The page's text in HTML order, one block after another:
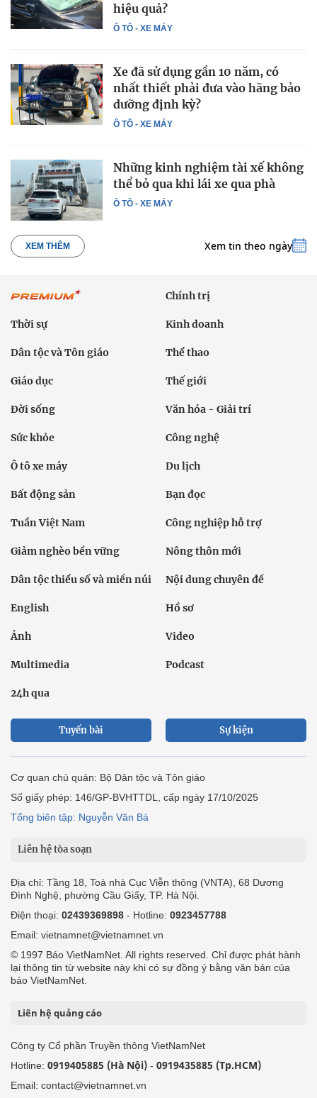
Ô TÔ - XE MÁY
hiệu quả?
Ô TÔ - XE MÁY
Xe đã sử dụng gần 10 năm, có
nhất thiết phải đưa vào hãng bảo
dưỡng định kỳ?
Ô TÔ - XE MÁY
Những kinh nghiệm tài xế không
thể bỏ qua khi lái xe qua phà
XEM THÊM Xem tin theo ngày
Chính trị
Thời sự Kinh doanh
Dân tộc và Tôn giáo Thể thao
Giáo dục Thế giới
Đời sống Văn hóa - Giải trí
Sức khỏe Công nghệ
Ô tô xe máy Du lịch
Bất động sản Bạn đọc
Tuần Việt Nam Công nghiệp hỗ trợ
Giảm nghèo bền vững Nông thôn mới
Dân tộc thiểu số và miền núi Nội dung chuyên đề
English Hồ sơ
Ảnh Video
Multimedia Podcast
24h qua
Tuyến bài Sự kiện
Cơ quan chủ quản: Bộ Dân tộc và Tôn giáo
Số giấy phép: 146/GP-BVHTTDL, cấp ngày 17/10/2025
Tổng biên tập: Nguyễn Văn Bá
Liên hệ tòa soạn
Địa chỉ: Tầng 18, Toà nhà Cục Viễn thông (VNTA), 68 Dương
Đình Nghệ, phường Cầu Giấy, TP. Hà Nội.
Điện thoại: 02439369898 - Hotline: 0923457788
Email: vietnamnet@vietnamnet.vn
© 1997 Báo VietNamNet. All rights reserved. Chỉ được phát hành
lại thông tin từ website này khi có sự đồng ý bằng văn bản của
báo VietNamNet.
Liên hệ quảng cáo
Công ty Cổ phần Truyền thông VietNamNet
Hotline: 0919405885 (Hà Nội) - 0919435885 (Tp.HCM)
Email: contact@vietnamnet.vn